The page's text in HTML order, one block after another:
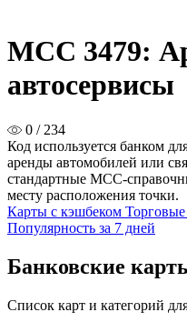
MCC 3479:
автосервисы
0 / 234
Код используется банком
аренды автомобилей или
стандартные MCC-
месту расположения точки.
Карты с кэшбеком
Популярность за 7 дней
Банковские
Список карт и категорий